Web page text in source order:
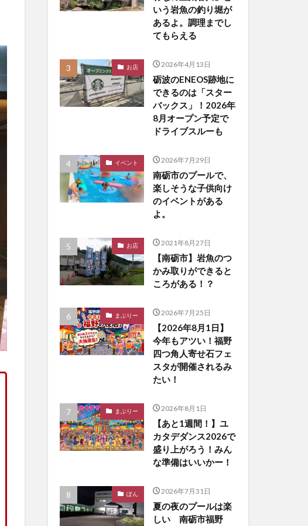
いう岩魚の釣り堀が
あるよ。調理までし
てもらえる
お店 2026年4月13日
砺波のENEOS跡地に
できるのは「スター
バックス」！2026年
8月オープン予定で
ドライブスルーも
イベント 2026年7月29日
南砺市のプールで、
楽しそうな子供向け
のイベントがある
よ。
お店 2021年8月27日
【南砺市】岩魚のつ
かみ取りができると
ころがある！？
まぶりー 2026年7月25日
【2026年8月1日】
今年もアツい！福野
四つ角人寄せ石フェ
スタが開催されるみ
たい！
まぶりー 2026年8月1日
【あと1週間！】ユ
カタデダンス2026で
盛り上がろう！みん
な準備はいいかー！
ぽん 2026年7月31日
夏の夜のプールは楽
しい 南砺市福野